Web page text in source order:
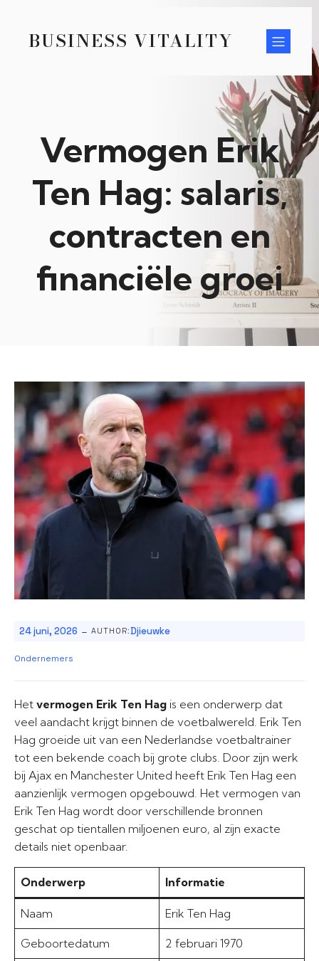
BUSINESS VITALITY
Vermogen Erik
Ten Hag: salaris,
contracten en
financiële groei
24 juni, 2026 - AUTHOR:Djieuwke
Ondernemers
Het vermogen Erik Ten Hag is een onderwerp dat
veel aandacht krijgt binnen de voetbalwereld. Erik Ten
Hag groeide uit van een Nederlandse voetbaltrainer
tot een bekende coach bij grote clubs. Door zijn werk
bij Ajax en Manchester United heeft Erik Ten Hag een
aanzienlijk vermogen opgebouwd. Het vermogen van
Erik Ten Hag wordt door verschillende bronnen
geschat op tientallen miljoenen euro, al zijn exacte
details niet openbaar.
Onderwerp Informatie
Naam Erik Ten Hag
Geboortedatum 2 februari 1970